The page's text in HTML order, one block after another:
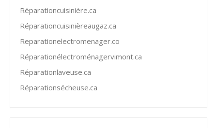
Réparationcuisinière.ca
Réparationcuisinièreaugaz.ca
Reparationelectromenager.co
Réparationélectroménagervimont.ca
Réparationlaveuse.ca
Réparationsécheuse.ca